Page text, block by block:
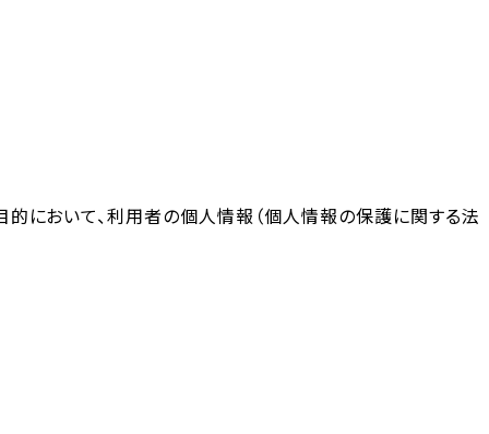
目的において、利用者の個人情報（個人情報の保護に関する法